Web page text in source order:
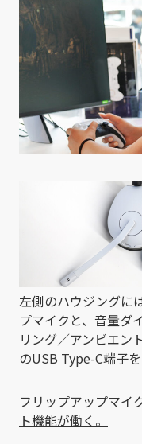
左側のハウジングに
プマイクと、音量ダ
リング／アンビエン
のUSB Type-C端子を
フリップアップマイ
ト機能が働く。